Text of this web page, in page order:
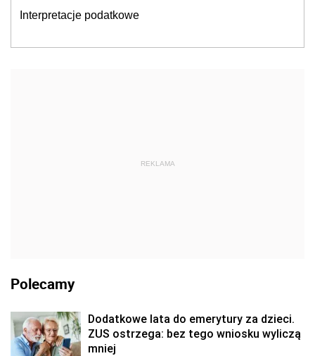
Interpretacje podatkowe
REKLAMA
Polecamy
Dodatkowe lata do emerytury za dzieci.
ZUS ostrzega: bez tego wniosku wyliczą
mniej